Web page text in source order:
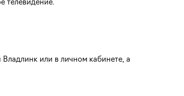
телевидение.
или в личном кабинете, а